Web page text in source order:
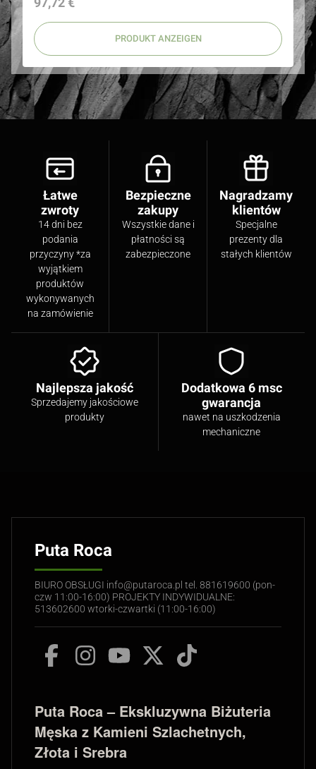
PRODUKT ANZEIGEN
Łatwe
zwroty
14 dni bez
podania
przyczyny *za
wyjątkiem
produktów
wykonywanych
na zamówienie
Bezpieczne
zakupy
Wszystkie dane i
płatności są
zabezpieczone
Nagradzamy
klientów
Specjalne
prezenty dla
stałych klientów
Najlepsza jakość
Sprzedajemy jakościowe
produkty
Dodatkowa 6 msc
gwarancja
nawet na uszkodzenia
mechaniczne
Puta Roca
BIURO OBSŁUGI info@putaroca.pl tel. 881619600 (pon-
czw 11:00-16:00) PROJEKTY INDYWIDUALNE:
513602600 wtorki-czwartki (11:00-16:00)
Puta Roca – Ekskluzywna Biżuteria
Męska z Kamieni Szlachetnych,
Złota i Srebra